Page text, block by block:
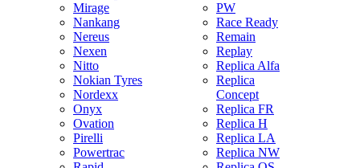
Mirage
Nankang
Nereus
Nexen
Nitto
Nokian Tyres
Nordexx
Onyx
Ovation
Pirelli
Powertrac
PW
Race Ready
Remain
Replay
Replica Alfa
Replica
Concept
Replica FR
Replica H
Replica LA
Replica NW